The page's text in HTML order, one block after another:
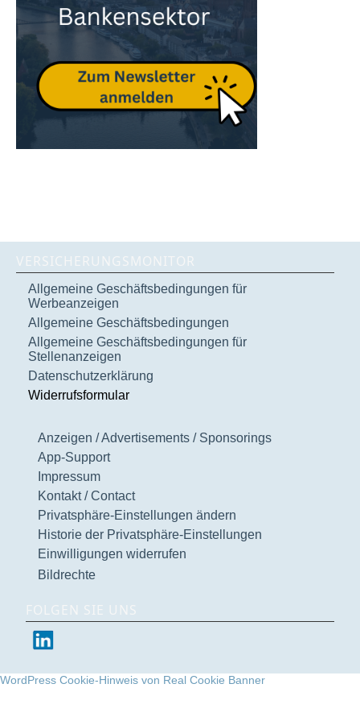
VERSICHERUNGSMONITOR
Allgemeine Geschäftsbedingungen für
Werbeanzeigen
Allgemeine Geschäftsbedingungen
Allgemeine Geschäftsbedingungen für
Stellenanzeigen
Datenschutzerklärung
Widerrufsformular
Anzeigen / Advertisements / Sponsorings
App-Support
Impressum
Kontakt / Contact
Privatsphäre-Einstellungen ändern
Historie der Privatsphäre-Einstellungen
Einwilligungen widerrufen
Bildrechte
FOLGEN SIE UNS
WordPress Cookie-Hinweis von Real Cookie Banner